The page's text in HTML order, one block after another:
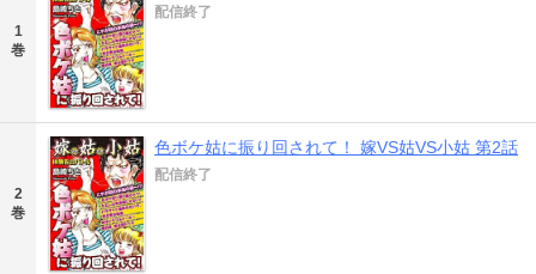
1
巻
配信終了
2
巻
色ボケ姑に振り回されて！ 嫁VS姑VS小姑 第2話
配信終了